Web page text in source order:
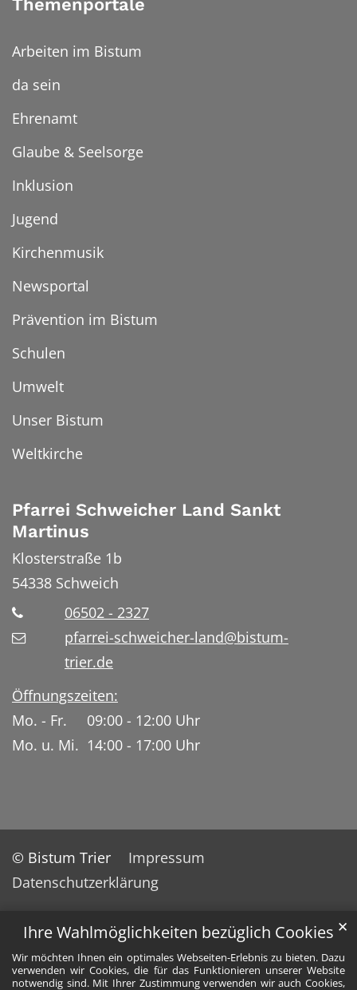
Ihre Wahlmöglichkeiten bezüglich Cookies
Wir möchten Ihnen ein optimales Webseiten-Erlebnis zu bieten. Dazu
verwenden wir Cookies, die für das Funktionieren unserer Website
notwendig sind. Mit Ihrer Zustimmung verwenden wir auch Cookies,
✕
Themenportale
Arbeiten im Bistum
da sein
Ehrenamt
Glaube & Seelsorge
Inklusion
Jugend
Kirchenmusik
Newsportal
Prävention im Bistum
Schulen
Umwelt
Unser Bistum
Weltkirche
Pfarrei Schweicher Land Sankt
Martinus
Klosterstraße 1b
54338 Schweich
06502 - 2327
pfarrei-schweicher-land@bistum-
trier.de
Öffnungszeiten:
Mo. - Fr. 09:00 - 12:00 Uhr
Mo. u. Mi. 14:00 - 17:00 Uhr
© Bistum Trier
Impressum
Datenschutzerklärung